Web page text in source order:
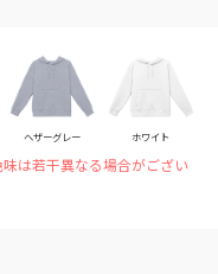
ヘザーグレー ホワイト
は若干異なる場合がござい